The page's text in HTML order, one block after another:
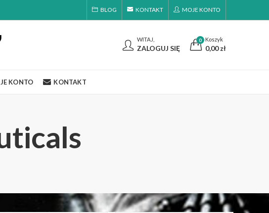
BLOG KONTAKT MOJE KONTO
WITAJ,
ZALOGUJ SIĘ
0 Koszyk
0,00zł
KONTO KONTAKT